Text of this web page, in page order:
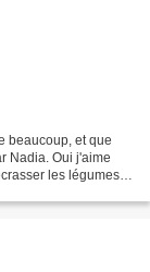
beaucoup, et que
Nadia. Oui j'aime
les légumes